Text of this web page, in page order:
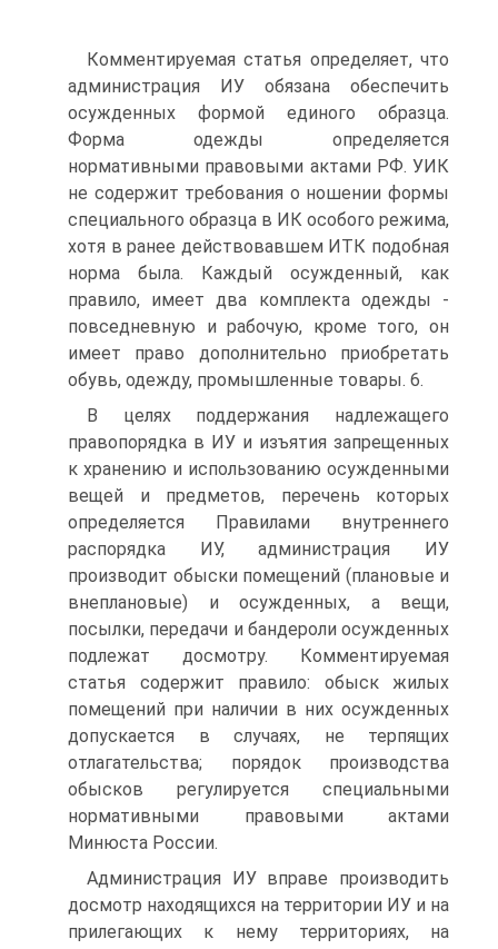
Комментируемая статья определяет, что
администрация ИУ обязана обеспечить
осужденных формой единого образца.
Форма одежды определяется
нормативными правовыми актами РФ. УИК
не содержит требования о ношении формы
специального образца в ИК особого режима,
хотя в ранее действовавшем ИТК подобная
норма была. Каждый осужденный, как
правило, имеет два комплекта одежды -
повседневную и рабочую, кроме того, он
имеет право дополнительно приобретать
обувь, одежду, промышленные товары. 6.
В целях поддержания надлежащего
правопорядка в ИУ и изъятия запрещенных
к хранению и использованию осужденными
вещей и предметов, перечень которых
определяется Правилами внутреннего
распорядка ИУ, администрация ИУ
производит обыски помещений (плановые и
внеплановые) и осужденных, а вещи,
посылки, передачи и бандероли осужденных
подлежат досмотру. Комментируемая
статья содержит правило: обыск жилых
помещений при наличии в них осужденных
допускается в случаях, не терпящих
отлагательства; порядок производства
обысков регулируется специальными
нормативными правовыми актами
Минюста России.
Администрация ИУ вправе производить
досмотр находящихся на территории ИУ и на
прилегающих к нему территориях, на